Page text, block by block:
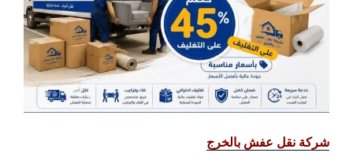
شركة نقل عفش بالخرج